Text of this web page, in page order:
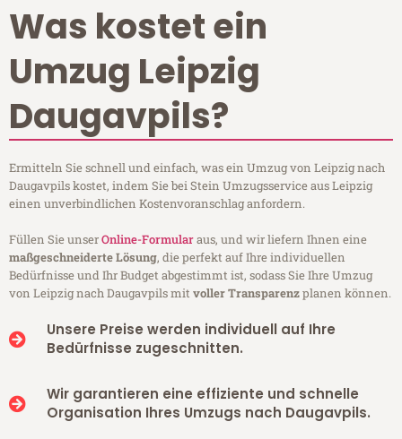
Was kostet ein
Umzug Leipzig
Daugavpils?
Ermitteln Sie schnell und einfach, was ein Umzug von Leipzig nach
Daugavpils kostet, indem Sie bei Stein Umzugsservice aus Leipzig
einen unverbindlichen Kostenvoranschlag anfordern.
Füllen Sie unserOnline-Formularaus, und wir liefern Ihnen eine
maßgeschneiderte Lösung, die perfekt auf Ihre individuellen
Bedürfnisse und Ihr Budget abgestimmt ist, sodass Sie Ihre Umzug
von Leipzig nach Daugavpils mitvoller Transparenzplanen können.
Unsere Preise werden individuell auf Ihre
Bedürfnisse zugeschnitten.
Wir garantieren eine effiziente und schnelle
Organisation Ihres Umzugs nach Daugavpils.